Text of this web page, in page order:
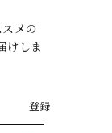
メの
けしま
登録